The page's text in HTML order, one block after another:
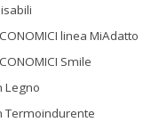
linea MiAdatto
Smile
Legno
Termoindurente